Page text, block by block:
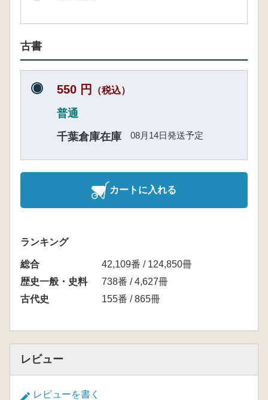
古書
550 円 （税込）
普通
千葉倉庫在庫
08月14日発送予定
カートに入れる
ランキング
総合
42,109番 / 124,850冊
歴史一般・史料
738番 / 4,627冊
古代史
155番 / 865冊
レビュー
レビューを書く